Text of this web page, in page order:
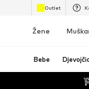
Outlet
Žene
Bebe